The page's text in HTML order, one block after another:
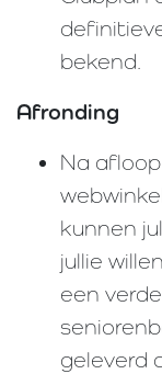
bekend.
Afronding
Na
kunnen
jullie
een
geleverd